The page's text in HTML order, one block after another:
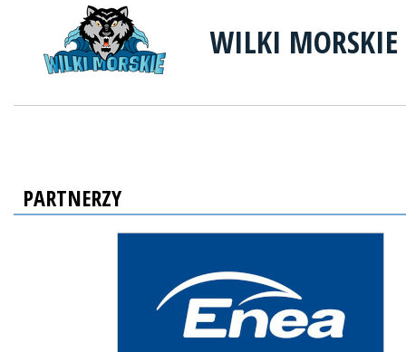
WILKI MORSKIE
PARTNERZY